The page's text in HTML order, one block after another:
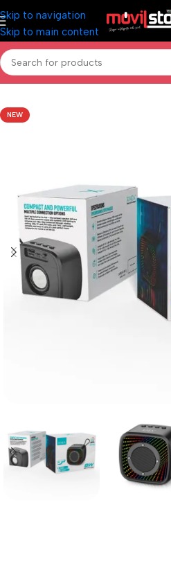
Skip to navigation
Skip to main content
Inicio/Audio/Parlantes
NEW